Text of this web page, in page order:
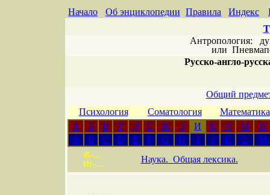
Начало Об энциклопедии Правила Индекс
Антропология:
или
Русско-англо-
Общий
Психология
Соматология
Математика
А
Б В Г Д Е Ж З И К Л М
Н
A
B C D E F G H I J K L M
И–...
Ит–...
Наука. Общая лексика.